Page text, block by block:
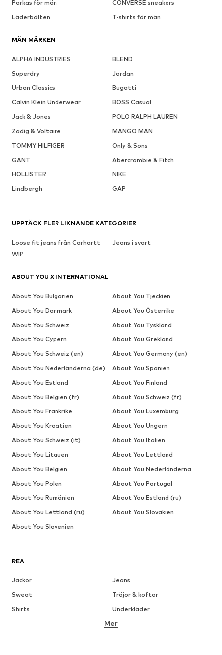
Parkas för män
CONVERSE sneakers
Läderbälten
T-shirts för män
MÄN MÄRKEN
ALPHA INDUSTRIES
BLEND
Superdry
Jordan
Urban Classics
Bugatti
Calvin Klein Underwear
BOSS Casual
Jack & Jones
POLO RALPH LAUREN
Zadig & Voltaire
MANGO MAN
TOMMY HILFIGER
Only & Sons
GANT
Abercrombie & Fitch
HOLLISTER
NIKE
Lindbergh
GAP
REA
Jackor
Jeans
Sweat
Tröjor & koftor
Shirts
Underkläder
Skjortor
Rockar
Kostymer & kavajer
Mer
UPPTÄCK FLER LIKNANDE KATEGORIER
Loose fit jeans från Carhartt
WIP
Jeans i svart
ABOUT YOU X INTERNATIONAL
About You Bulgarien
About You Tjeckien
About You Danmark
About You Österrike
About You Schweiz
About You Tyskland
About You Cypern
About You Grekland
About You Schweiz (en)
About You Germany (en)
About You Nederländerna (de)
About You Spanien
About You Estland
About You Finland
About You Belgien (fr)
About You Schweiz (fr)
About You Frankrike
About You Luxemburg
About You Kroatien
About You Ungern
About You Schweiz (it)
About You Italien
About You Litauen
About You Lettland
About You Belgien
About You Nederländerna
About You Polen
About You Portugal
About You Rumänien
About You Estland (ru)
About You Lettland (ru)
About You Slovakien
About You Slovenien